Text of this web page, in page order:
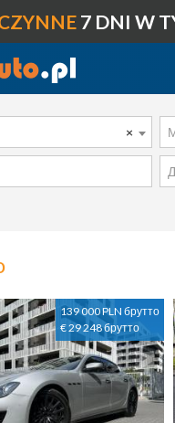
7 DNI W
×
139 000 PLN брутто
€ 29 248 брутто